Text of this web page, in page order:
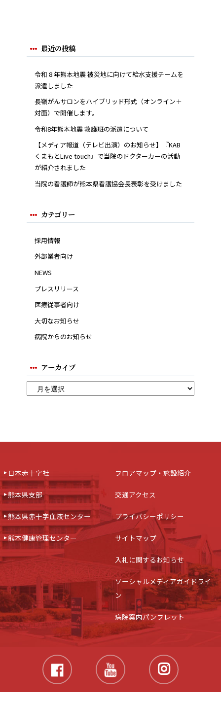
最近の投稿
令和 8 年熊本地震 被災地に向けて給水支援チームを
派遣しました
長嶺がんサロンをハイブリッド形式（オンライン＋
対面）で開催します。
令和8年熊本地震 救護班の派遣について
【メディア報道（テレビ出演）のお知らせ】『KAB
くまもとLive touch』で当院のドクターカーの活動
が紹介されました
当院の看護師が熊本県看護協会長表彰を受けました
カテゴリー
採用情報
外部業者向け
NEWS
プレスリリース
医療従事者向け
大切なお知らせ
病院からのお知らせ
アーカイブ
日本赤十字社
熊本県支部
熊本県赤十字血液センター
熊本健康管理センター
フロアマップ・施設紹介
交通アクセス
プライバシーポリシー
サイトマップ
入札に関するお知らせ
ソーシャルメディアガイドライ
ン
病院案内パンフレット